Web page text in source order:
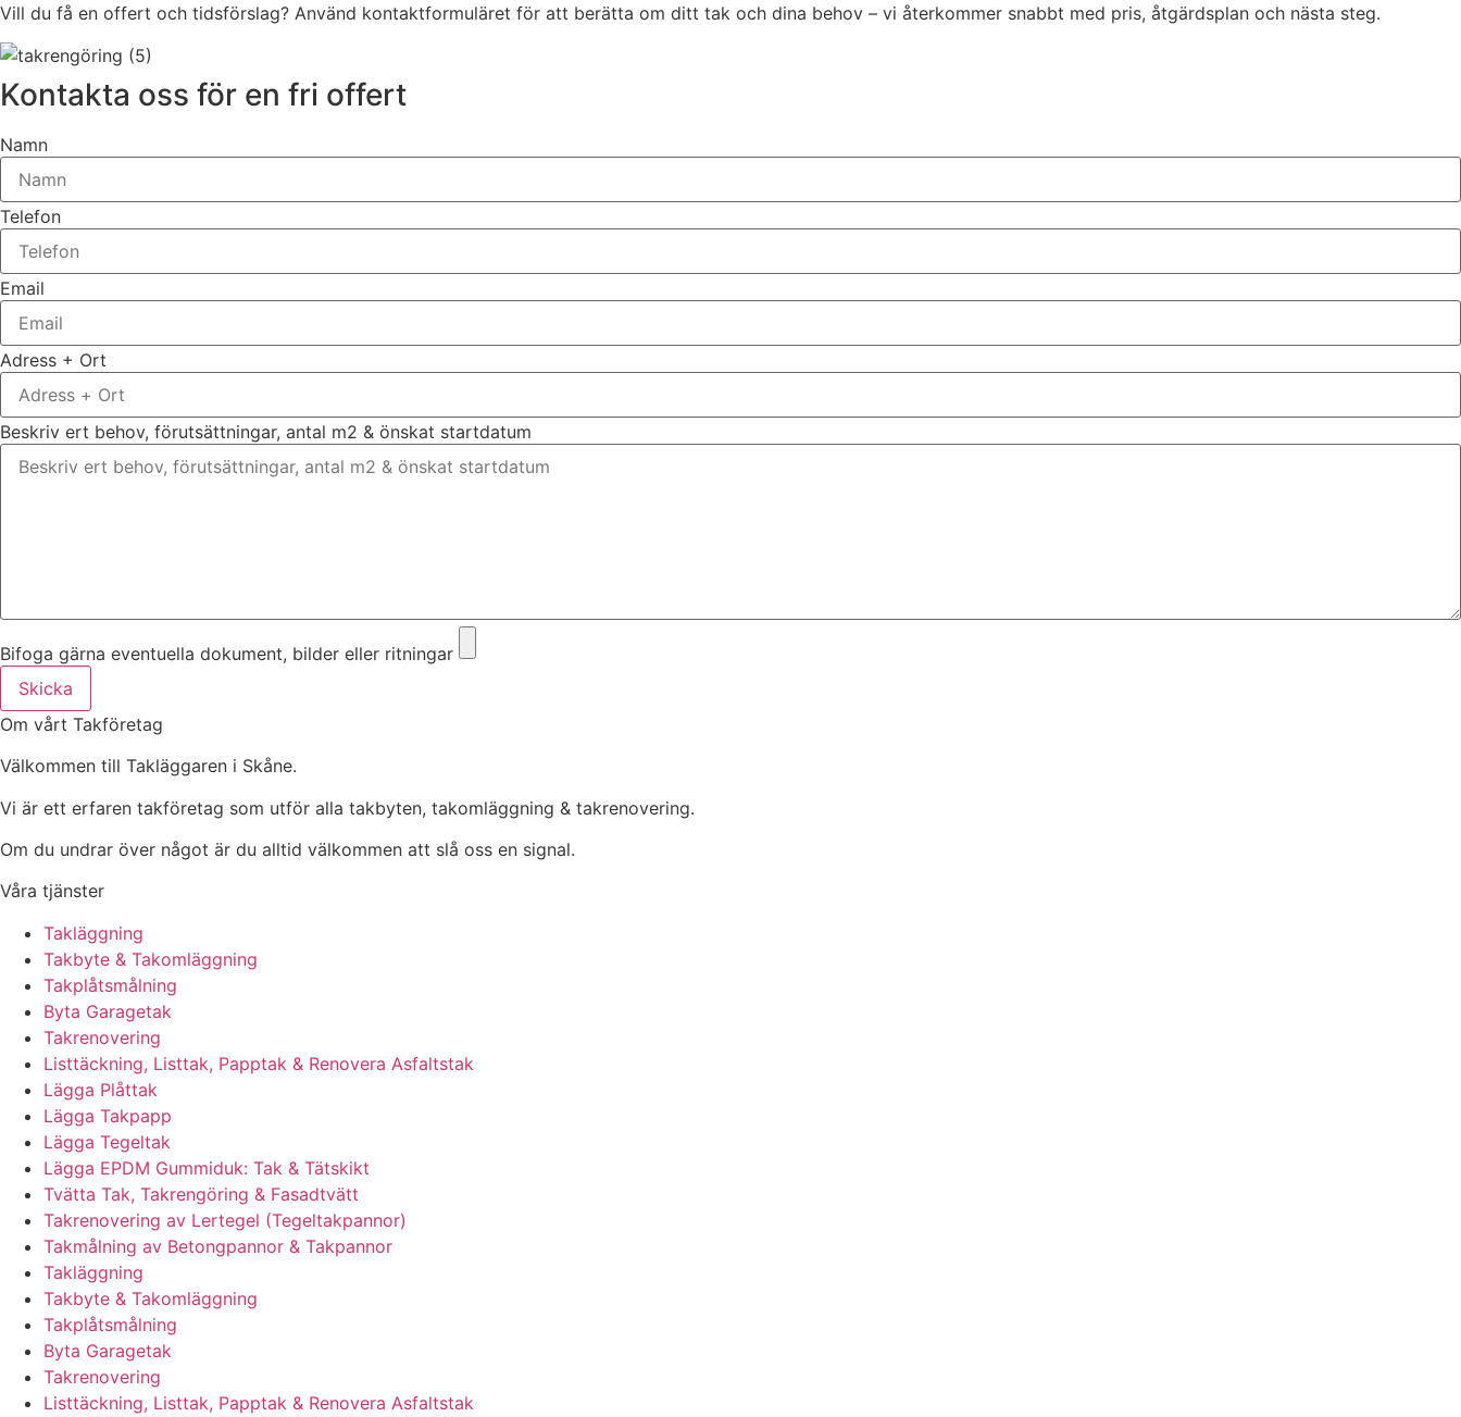
Vill du få en offert och tidsförslag? Använd kontaktformuläret för att berätta om ditt tak och dina behov – vi återkommer snabbt med pris, åtgärdsplan och nästa steg.
Kontakta oss för en fri offert
Namn
Telefon
Email
Adress + Ort
Beskriv ert behov, förutsättningar, antal m2 & önskat startdatum
Bifoga gärna eventuella dokument, bilder eller ritningar
Skicka
Om vårt Takföretag
Välkommen till Takläggaren i Skåne.
Vi är ett erfaren takföretag som utför alla takbyten, takomläggning & takrenovering.
Om du undrar över något är du alltid välkommen att slå oss en signal.
Våra tjänster
Takläggning
Takbyte & Takomläggning
Takplåtsmålning
Byta Garagetak
Takrenovering
Listtäckning, Listtak, Papptak & Renovera Asfaltstak
Lägga Plåttak
Lägga Takpapp
Lägga Tegeltak
Lägga EPDM Gummiduk: Tak & Tätskikt
Tvätta Tak, Takrengöring & Fasadtvätt
Takrenovering av Lertegel (Tegeltakpannor)
Takmålning av Betongpannor & Takpannor
Takläggning
Takbyte & Takomläggning
Takplåtsmålning
Byta Garagetak
Takrenovering
Listtäckning, Listtak, Papptak & Renovera Asfaltstak